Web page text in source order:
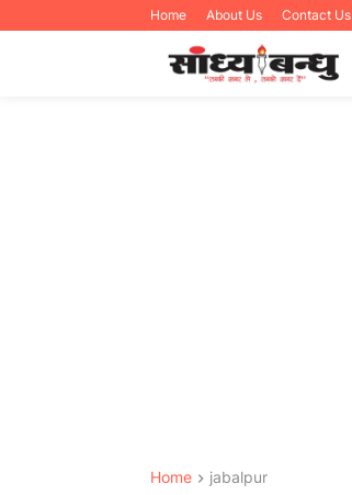
Home About Us Contact Us
Home jabalpur